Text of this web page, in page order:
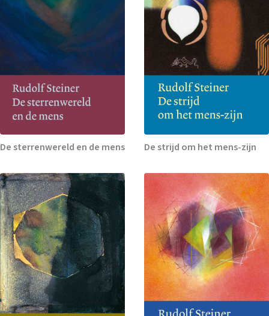
De sterrenwereld en de mens De strijd om het mens-zijn